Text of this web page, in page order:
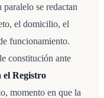
se redactan
el domicilio, el
funcionamiento.
constitución ante
el Registro
momento en que la